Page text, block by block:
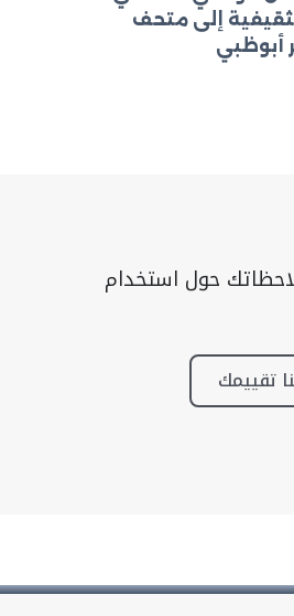
تثقيفية إلى متحف
أبوظبي
حول استخدام
تقييمك